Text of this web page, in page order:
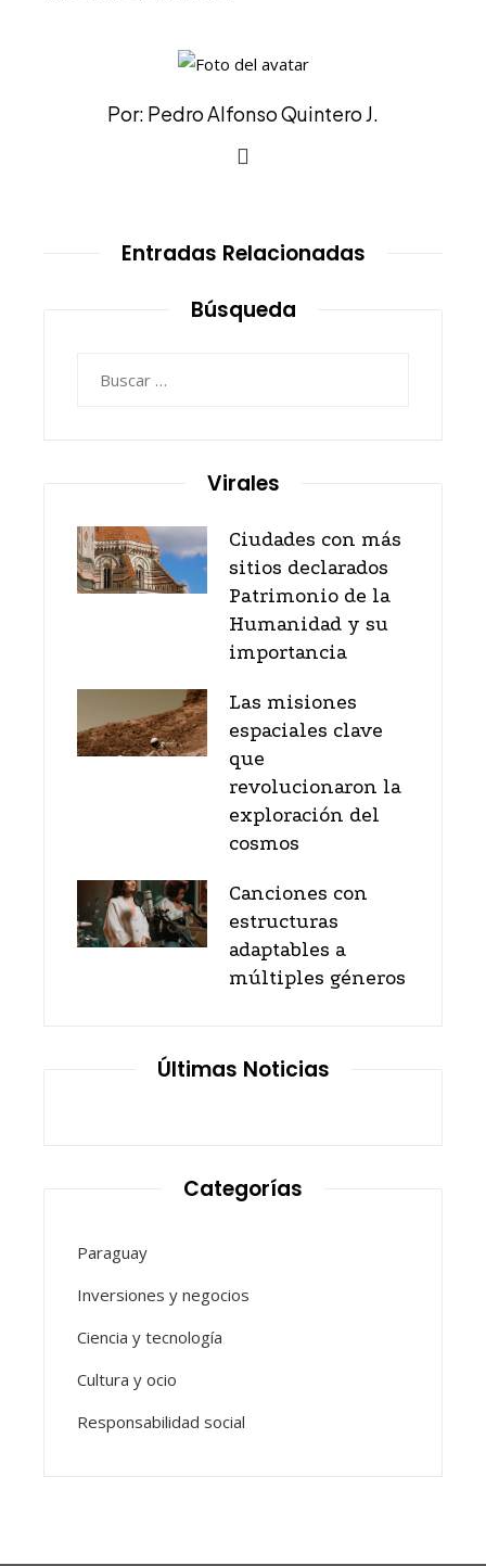
Por: Pedro Alfonso Quintero J.
Entradas Relacionadas
Búsqueda
Virales
Ciudades con más
sitios declarados
Patrimonio de la
Humanidad y su
importancia
Las misiones
espaciales clave
que
revolucionaron la
exploración del
cosmos
Canciones con
estructuras
adaptables a
múltiples géneros
Últimas Noticias
Categorías
Paraguay
Inversiones y negocios
Ciencia y tecnología
Cultura y ocio
Responsabilidad social